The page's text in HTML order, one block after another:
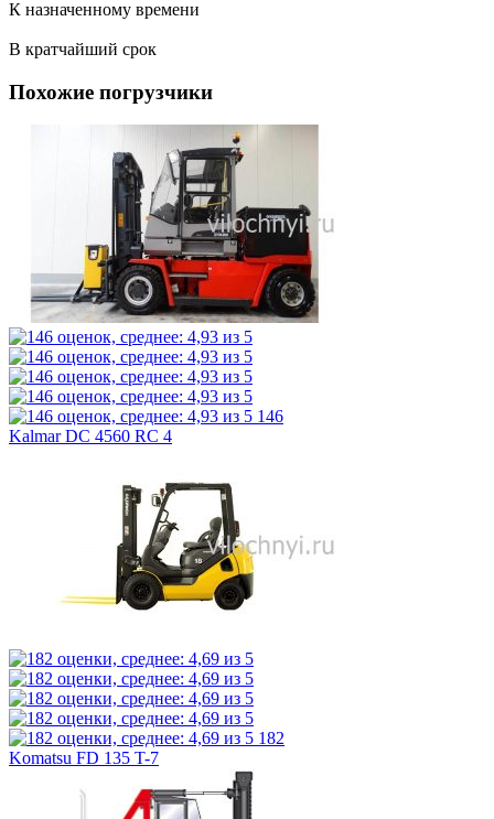
К назначенному времени
В кратчайший срок
Похожие погрузчики
146
Kalmar DC 4560 RC 4
182
Komatsu FD 135 T-7